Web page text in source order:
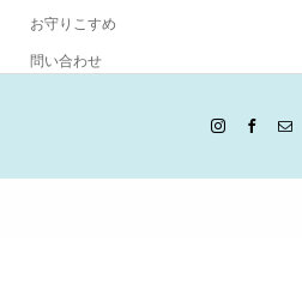
お守りこすめ
問い合わせ